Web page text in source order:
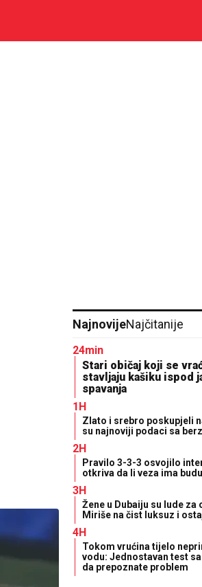
NajnovijeNajčitanije
24min
Stari običaj koji se
stavljaju kašiku ispod
spavanja
1H
Zlato i srebro poskupjeli
su najnoviji podaci sa
2H
Pravilo 3-3-3 osvojilo
otkriva da li veza ima
3H
Žene u Dubaiju su lude za
Miriše na čist luksuz i
4H
Tokom vrućina tijelo
vodu: Jednostavan test
da prepoznate problem